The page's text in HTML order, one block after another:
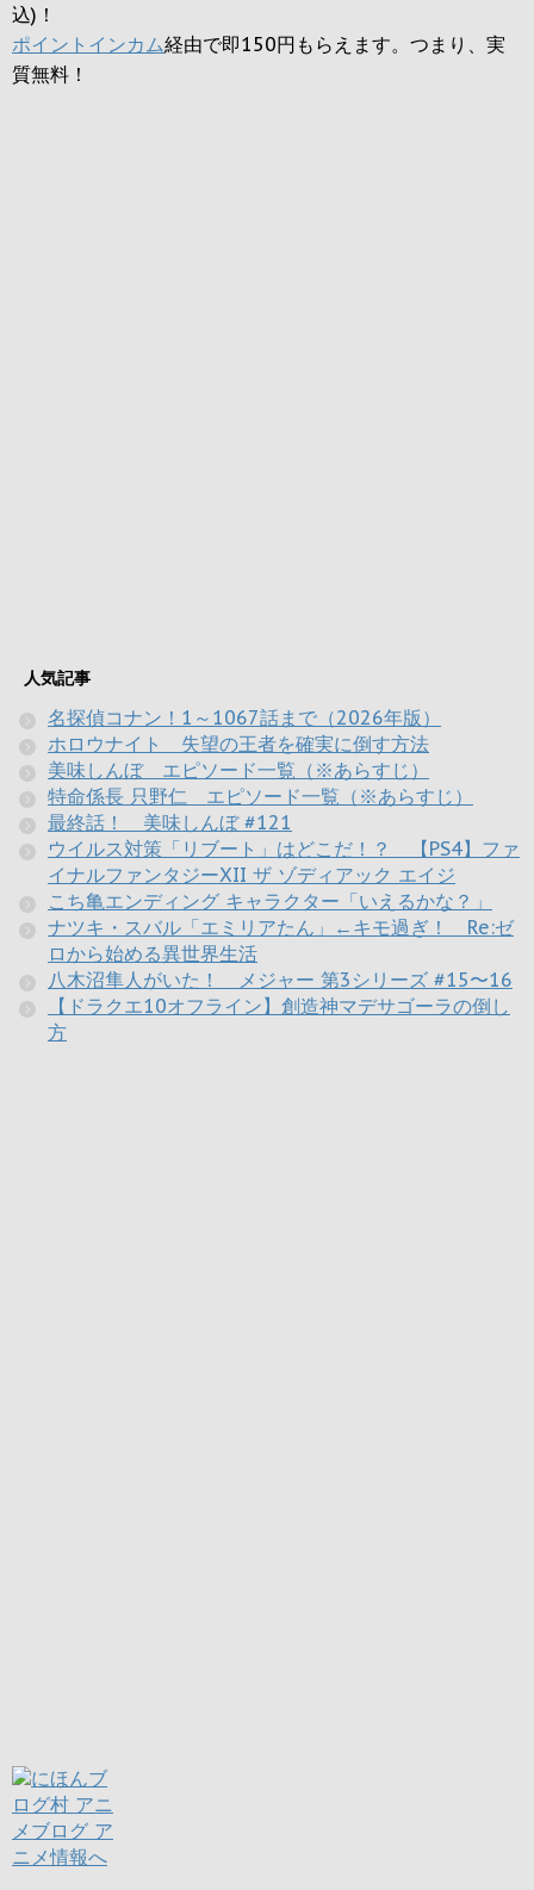
込)！
ポイントインカム経由で即150円もらえます。つまり、実
質無料！
人気記事
名探偵コナン！1～1067話まで（2026年版）
ホロウナイト 失望の王者を確実に倒す方法
美味しんぼ エピソード一覧（※あらすじ）
特命係長 只野仁 エピソード一覧（※あらすじ）
最終話！ 美味しんぼ #121
ウイルス対策「リブート」はどこだ！？ 【PS4】ファ
イナルファンタジーXII ザ ゾディアック エイジ
こち亀エンディング キャラクター「いえるかな？」
ナツキ・スバル「エミリアたん」←キモ過ぎ！ Re:ゼ
ロから始める異世界生活
八木沼隼人がいた！ メジャー 第3シリーズ #15〜16
【ドラクエ10オフライン】創造神マデサゴーラの倒し
方